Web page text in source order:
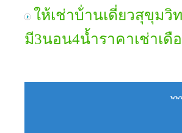
ให้เช่าบ้่านเดี่ยวสุขุมวิ
มี3นอน4น้ำราคาเช่าเดื